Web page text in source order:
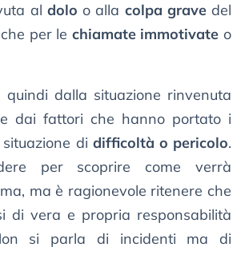
al dolo o alla colpa gravedel
per le chiamate immotivate o
quindi dalla situazione rinvenuta
dai fattori che hanno portato i
di difficoltà o pericolo.
per scoprire come verrà
ma è ragionevole ritenere che
di vera e propria responsabilità
si parla di incidenti ma di